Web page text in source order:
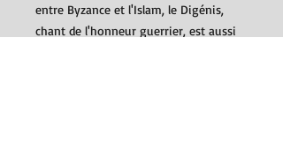
entre Byzance et l'Islam, le Digénis,
chant de l'honneur guerrier, est aussi